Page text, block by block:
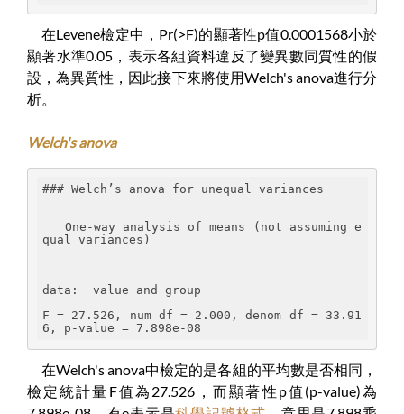
在Levene檢定中，Pr(>F)的顯著性p值0.0001568小於
顯著水準0.05，表示各組資料違反了變異數同質性的假
設，為異質性，因此接下來將使用Welch's anova進行分
析。
Welch's anova
### Welch’s anova for unequal variances
One-way analysis of means (not assuming e
qual variances)
data:  value and group
F = 27.526, num df = 2.000, denom df = 33.91
6, p-value = 7.898e-08
在Welch's anova中檢定的是各組的平均數是否相同，
檢定統計量F值為27.526，而顯著性p值(p-value)為